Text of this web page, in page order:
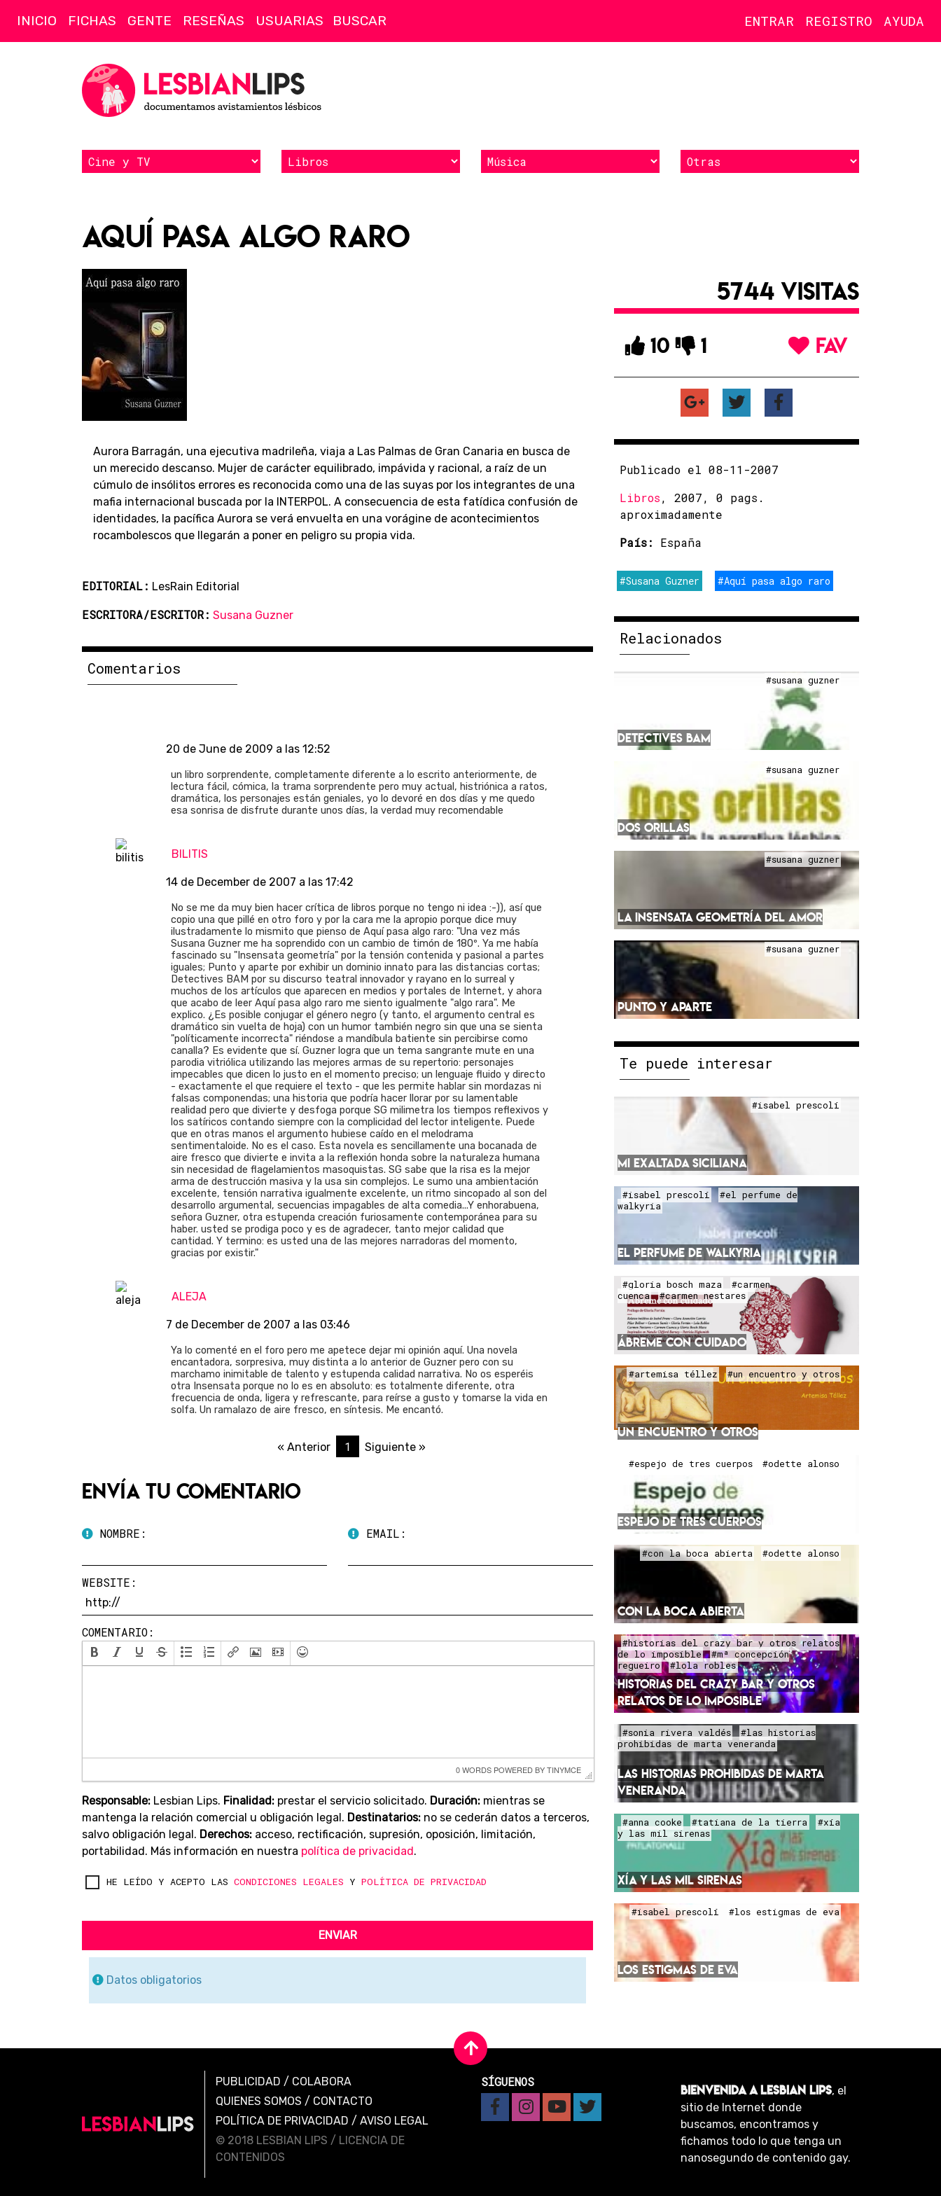
INICIO FICHAS GENTE RESEÑAS USUARIAS ENTRAR REGISTRO AYUDA
Aquí pasa algo raro
Aurora Barragán, una ejecutiva madrileña, viaja a Las Palmas de Gran Canaria en busca de
un merecido descanso. Mujer de carácter equilibrado, impávida y racional, a raíz de un
cúmulo de insólitos errores es reconocida como una de las suyas por los integrantes de una
mafia internacional buscada por la INTERPOL. A consecuencia de esta fatídica confusión de
identidades, la pacífica Aurora se verá envuelta en una vorágine de acontecimientos
rocambolescos que llegarán a poner en peligro su propia vida.
EDITORIAL: LesRain Editorial
ESCRITORA/ESCRITOR: Susana Guzner
Comentarios
20 de June de 2009 a las 12:52
un libro sorprendente, completamente diferente a lo escrito anteriormente, de
lectura fácil, cómica, la trama sorprendente pero muy actual, histriónica a ratos,
dramática, los personajes están geniales, yo lo devoré en dos días y me quedo
esa sonrisa de disfrute durante unos días, la verdad muy recomendable
BILITIS
14 de December de 2007 a las 17:42
No se me da muy bien hacer crítica de libros porque no tengo ni idea :-)), así que
copio una que pillé en otro foro y por la cara me la apropio porque dice muy
ilustradamente lo mismito que pienso de Aquí pasa algo raro: "Una vez más
Susana Guzner me ha soprendido con un cambio de timón de 180º. Ya me había
fascinado su "Insensata geometría" por la tensión contenida y pasional a partes
iguales; Punto y aparte por exhibir un dominio innato para las distancias cortas;
Detectives BAM por su discurso teatral innovador y rayano en lo surreal y
muchos de los artículos que aparecen en medios y portales de Internet, y ahora
que acabo de leer Aquí pasa algo raro me siento igualmente "algo rara". Me
explico. ¿Es posible conjugar el género negro (y tanto, el argumento central es
dramático sin vuelta de hoja) con un humor también negro sin que una se sienta
"políticamente incorrecta" riéndose a mandíbula batiente sin percibirse como
canalla? Es evidente que sí. Guzner logra que un tema sangrante mute en una
parodia vitriólica utilizando las mejores armas de su repertorio: personajes
impecables que dicen lo justo en el momento preciso; un lenguaje fluido y directo
- exactamente el que requiere el texto - que les permite hablar sin mordazas ni
falsas componendas; una historia que podría hacer llorar por su lamentable
realidad pero que divierte y desfoga porque SG milimetra los tiempos reflexivos y
los satíricos contando siempre con la complicidad del lector inteligente. Puede
que en otras manos el argumento hubiese caído en el melodrama
sentimentaloide. No es el caso. Esta novela es sencillamente una bocanada de
aire fresco que divierte e invita a la reflexión honda sobre la naturaleza humana
sin necesidad de flagelamientos masoquistas. SG sabe que la risa es la mejor
arma de destrucción masiva y la usa sin complejos. Le sumo una ambientación
excelente, tensión narrativa igualmente excelente, un ritmo sincopado al son del
desarrollo argumental, secuencias impagables de alta comedia...Y enhorabuena,
señora Guzner, otra estupenda creación furiosamente contemporánea para su
haber. usted se prodiga poco y es de agradecer, tanto mejor calidad que
cantidad. Y termino: es usted una de las mejores narradoras del momento,
gracias por existir."
ALEJA
7 de December de 2007 a las 03:46
Ya lo comenté en el foro pero me apetece dejar mi opinión aquí. Una novela
encantadora, sorpresiva, muy distinta a lo anterior de Guzner pero con su
marchamo inimitable de talento y estupenda calidad narrativa. No os esperéis
otra Insensata porque no lo es en absoluto: es totalmente diferente, otra
frecuencia de onda, ligera y refrescante, para reírse a gusto y tomarse la vida en
solfa. Un ramalazo de aire fresco, en síntesis. Me encantó.
« Anterior 1 Siguiente »
Envía tu comentario
NOMBRE: EMAIL:
WEBSITE:
COMENTARIO:
0 WORDS POWERED BY TINYMCE
Responsable: Lesbian Lips. Finalidad: prestar el servicio solicitado. Duración: mientras se
mantenga la relación comercial u obligación legal. Destinatarios: no se cederán datos a terceros,
salvo obligación legal. Derechos: acceso, rectificación, supresión, oposición, limitación,
portabilidad. Más información en nuestra política de privacidad.
HE LEÍDO Y ACEPTO LAS CONDICIONES LEGALES Y POLÍTICA DE PRIVACIDAD
ENVIAR
Datos obligatorios
5744 VISITAS
10 1 FAV
Publicado el 08-11-2007
Libros, 2007, 0 pags.
aproximadamente
País: España
#Susana Guzner #Aquí pasa algo raro
Relacionados
#susana guzner
DETECTIVES BAM
#susana guzner
DOS ORILLAS
#susana guzner
LA INSENSATA GEOMETRÍA DEL AMOR
#susana guzner
PUNTO Y APARTE
Te puede interesar
#isabel prescolí
MI EXALTADA SICILIANA
#isabel prescolí
#el perfume de
walkyria
EL PERFUME DE WALKYRIA
#gloria bosch maza
#carmen
cuenca
#carmen nestares
ÁBREME CON CUIDADO
#artemisa téllez #un encuentro y otros
UN ENCUENTRO Y OTROS
#espejo de tres cuerpos #odette alonso
ESPEJO DE TRES CUERPOS
#con la boca abierta #odette alonso
CON LA BOCA ABIERTA
#historias del crazy bar y otros relatos
de lo imposible
#mª concepción
regueiro
#lola robles
HISTORIAS DEL CRAZY BAR Y OTROS
RELATOS DE LO IMPOSIBLE
#sonia rivera valdés
#las historias
prohibidas de marta veneranda
LAS HISTORIAS PROHIBIDAS DE MARTA
VENERANDA
#anna cooke #tatiana de la tierra
#xía
y las mil sirenas
XÍA Y LAS MIL SIRENAS
#isabel prescolí #los estigmas de eva
LOS ESTIGMAS DE EVA
PUBLICIDAD / COLABORA
QUIENES SOMOS / CONTACTO
POLÍTICA DE PRIVACIDAD / AVISO LEGAL
© 2018 LESBIAN LIPS / LICENCIA DE
CONTENIDOS
SÍGUENOS
BIENVENIDA A LESBIAN LIPS, el
sitio de Internet donde
buscamos, encontramos y
fichamos todo lo que tenga un
nanosegundo de contenido gay.